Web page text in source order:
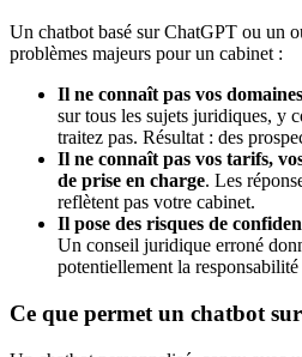
Un chatbot basé sur ChatGPT ou un
problèmes majeurs pour un cabinet :
Il ne connaît pas vos
sur tous les sujets juridiques, y
traitez pas. Résultat : des
Il ne connaît pas vos tarifs,
de prise en charge. Les
reflètent pas votre cabinet.
Il pose des risques de
Un conseil juridique erroné
potentiellement la
Ce que permet un chatbot